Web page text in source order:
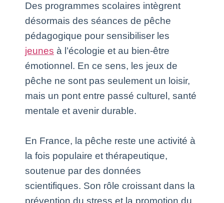
Des programmes scolaires intègrent
désormais des séances de pêche
pédagogique pour sensibiliser les
jeunes à l’écologie et au bien-être
émotionnel. En ce sens, les jeux de
pêche ne sont pas seulement un loisir,
mais un pont entre passé culturel, santé
mentale et avenir durable.
En France, la pêche reste une activité à
la fois populaire et thérapeutique,
soutenue par des données
scientifiques. Son rôle croissant dans la
prévention du stress et la promotion du